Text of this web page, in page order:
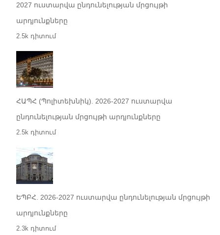
2027 ուստարվա ընդունելության մրցույթի
արդյունքները
2.5k դիտում
ՀԱՊՀ (Պոլիտեխնիկ). 2026-2027 ուստարվա
ընդունելության մրցույթի արդյունքները
2.5k դիտում
ԵՊԲՀ. 2026-2027 ուստարվա ընդունելության մրցույթի
արդյունքները
2.3k դիտում